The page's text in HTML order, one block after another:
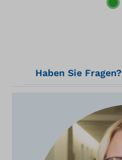
Haben Sie Fragen?